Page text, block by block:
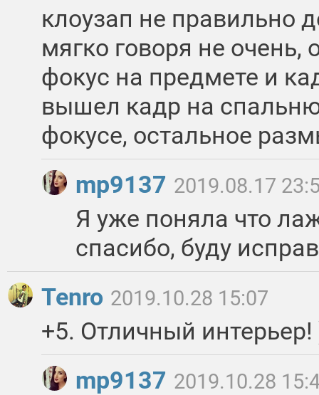
клоузап не правильно
мягко говоря не
фокус на предмете и
вышел кадр на
фокусе, остальное
mp9137 2019.08.17
Я уже поняла что
спасибо, буду
Tenro 2019.10.28 15:07
+5. Отличный интерьер!
mp9137 2019.10.28